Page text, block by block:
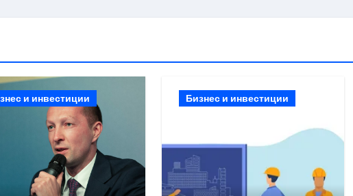
и инвестиции Бизнес и инвестиции